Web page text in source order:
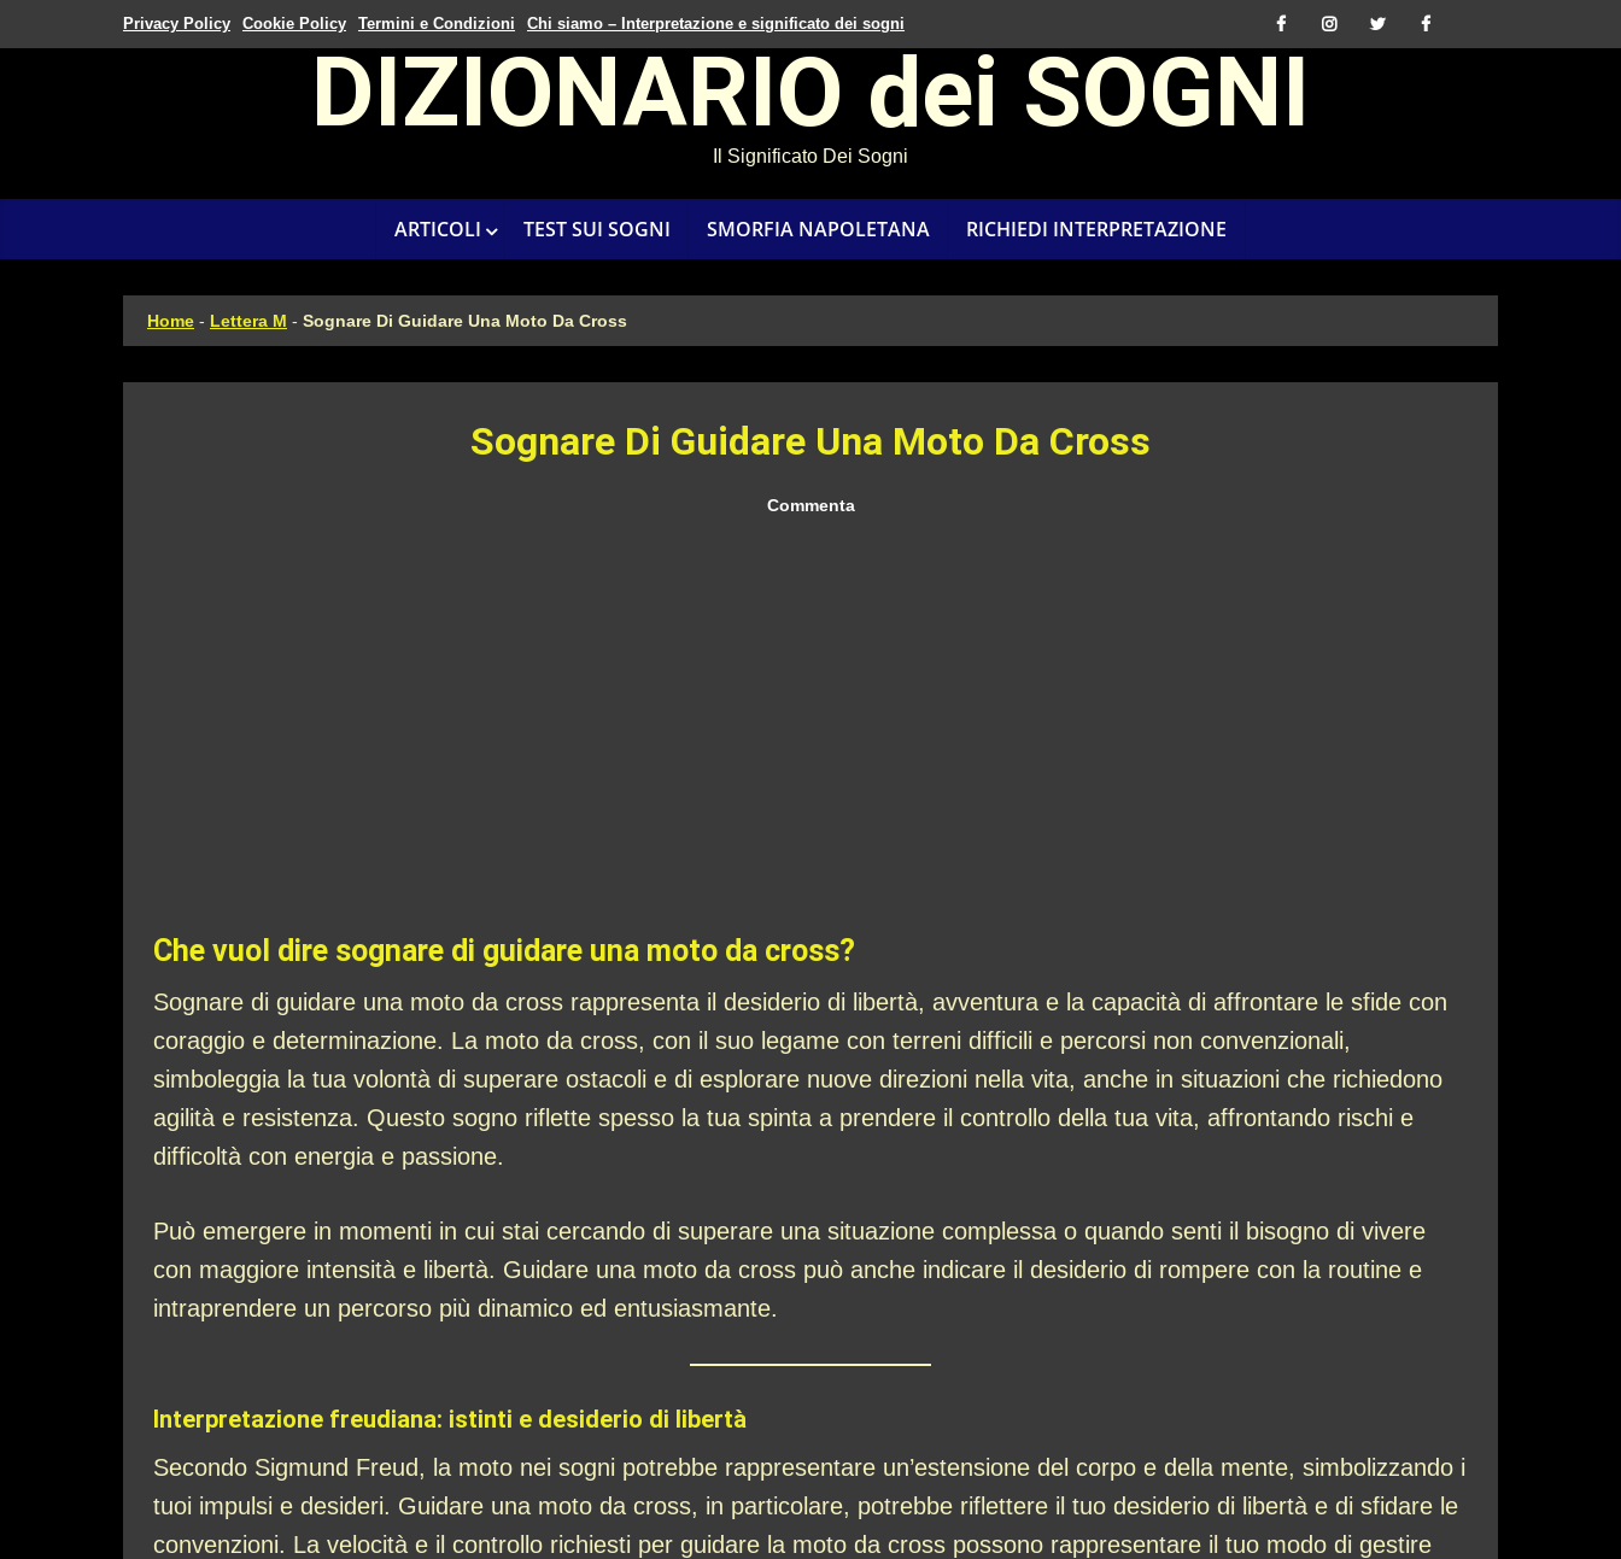
Privacy Policy Cookie Policy Termini e Condizioni Chi siamo – Interpretazione e significato dei sogni
DIZIONARIO dei SOGNI
Il Significato Dei Sogni
ARTICOLI TEST SUI SOGNI SMORFIA NAPOLETANA RICHIEDI INTERPRETAZIONE
Home - Lettera M - Sognare Di Guidare Una Moto Da Cross
Sognare Di Guidare Una Moto Da Cross
Commenta
Che vuol dire sognare di guidare una moto da cross?
Sognare di guidare una moto da cross rappresenta il desiderio di libertà, avventura e la capacità di affrontare le sfide con
coraggio e determinazione. La moto da cross, con il suo legame con terreni difficili e percorsi non convenzionali,
simboleggia la tua volontà di superare ostacoli e di esplorare nuove direzioni nella vita, anche in situazioni che richiedono
agilità e resistenza. Questo sogno riflette spesso la tua spinta a prendere il controllo della tua vita, affrontando rischi e
difficoltà con energia e passione.
Può emergere in momenti in cui stai cercando di superare una situazione complessa o quando senti il bisogno di vivere
con maggiore intensità e libertà. Guidare una moto da cross può anche indicare il desiderio di rompere con la routine e
intraprendere un percorso più dinamico ed entusiasmante.
Interpretazione freudiana: istinti e desiderio di libertà
Secondo Sigmund Freud, la moto nei sogni potrebbe rappresentare un’estensione del corpo e della mente, simbolizzando i
tuoi impulsi e desideri. Guidare una moto da cross, in particolare, potrebbe riflettere il tuo desiderio di libertà e di sfidare le
convenzioni. La velocità e il controllo richiesti per guidare la moto da cross possono rappresentare il tuo modo di gestire